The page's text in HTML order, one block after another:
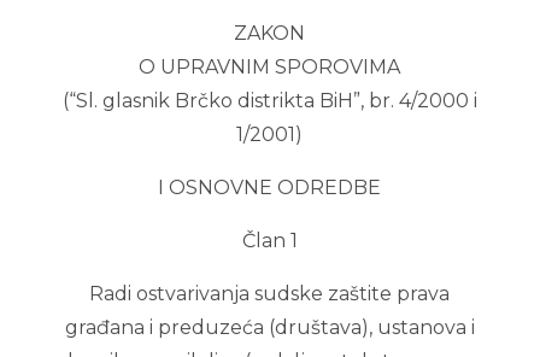
ZAKON
O UPRAVNIM SPOROVIMA
(“Sl. glasnik Brčko distrikta BiH”, br. 4/2000 i
1/2001)
I OSNOVNE ODREDBE
Član 1
Radi ostvarivanja sudske zaštite prava
građana i preduzeća (društava), ustanova i